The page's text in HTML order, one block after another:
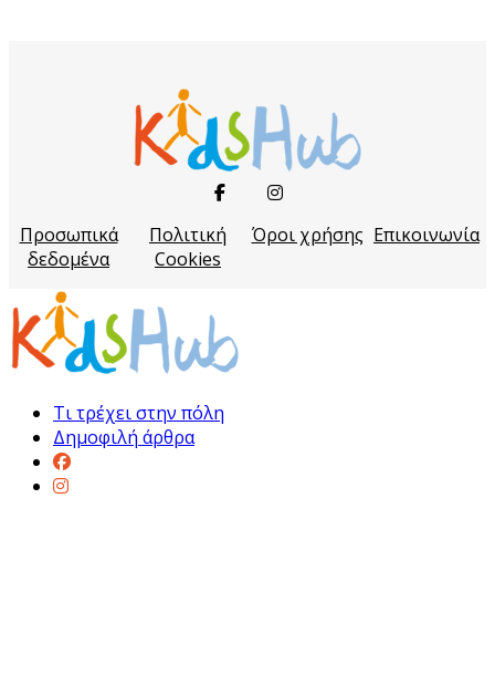
Προσωπικά
δεδομένα
Πολιτική
Cookies
Όροι χρήσης Επικοινωνία
Τι τρέχει στην πόλη
Δημοφιλή άρθρα